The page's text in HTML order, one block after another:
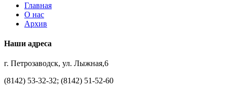
Главная
О нас
Архив
Наши адреса
г. Петрозаводск, ул. Лыжная,6
(8142) 53-32-32; (8142) 51-52-60